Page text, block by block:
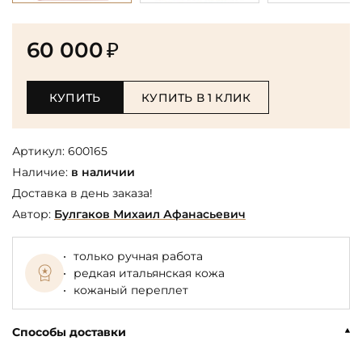
60 000₽
КУПИТЬ КУПИТЬ В 1 КЛИК
Артикул: 600165
Наличие: в наличии
Доставка в день заказа!
Автор: Булгаков Михаил Афанасьевич
только ручная работа
редкая итальянская кожа
кожаный переплет
Способы доставки